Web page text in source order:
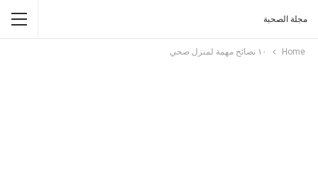
مجلة الصحبة
Home ١٠ نصائح مهمة لمنزل صحي